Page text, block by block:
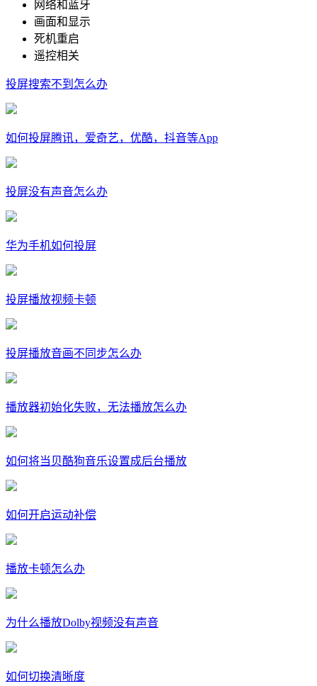
网络和蓝牙
画面和显示
死机重启
遥控相关
投屏搜索不到怎么办
如何投屏腾讯，爱奇艺，优酷，抖音等App
投屏没有声音怎么办
华为手机如何投屏
投屏播放视频卡顿
投屏播放音画不同步怎么办
播放器初始化失败，无法播放怎么办
如何将当贝酷狗音乐设置成后台播放
如何开启运动补偿
播放卡顿怎么办
为什么播放Dolby视频没有声音
如何切换清晰度